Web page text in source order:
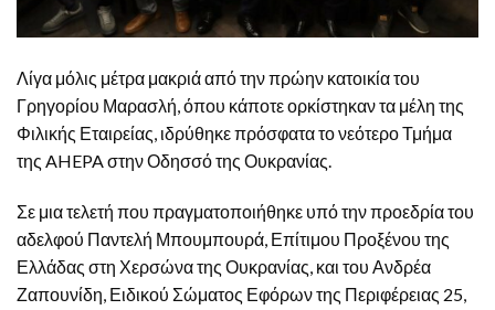
Λίγα μόλις μέτρα μακριά από την πρώην κατοικία του
Γρηγορίου Μαρασλή, όπου κάποτε ορκίστηκαν τα μέλη της
Φιλικής Εταιρείας, ιδρύθηκε πρόσφατα το νεότερο Τμήμα
της AHEPA στην Οδησσό της Ουκρανίας.
Σε μια τελετή που πραγματοποιήθηκε υπό την προεδρία του
αδελφού Παντελή Μπουμπουρά, Επίτιμου Προξένου της
Ελλάδας στη Χερσώνα της Ουκρανίας, και του Ανδρέα
Ζαπουνίδη, Ειδικού Σώματος Εφόρων της Περιφέρειας 25,